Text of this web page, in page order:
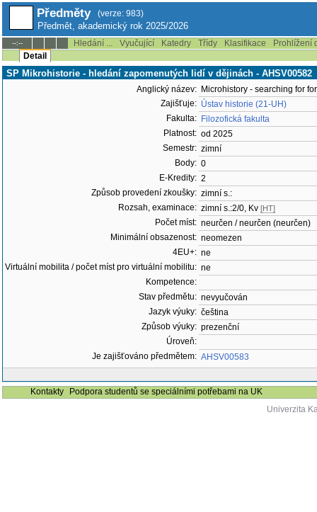
Předměty (verze: 983)
Předmět, akademický rok 2025/2026
--:-- Hledání ... Vyučující Katedry Třídy Klasifikace
Prohlížení
Detail
SP Mikrohistorie - hledání zapomenutých lidí v dějinách - AHSV00582
Anglický název: Microhistory - searching for
Zajišťuje: Ústav historie (21-UH)
Fakulta: Filozofická fakulta
Platnost: od 2025
Semestr: zimní
Body: 0
E-Kredity: 2
Způsob provedení zkoušky: zimní s.:
Rozsah, examinace: zimní s.:2/0, Kv [HT]
Počet míst: neurčen / neurčen (neurčen)
Minimální obsazenost: neomezen
4EU+: ne
Virtuální mobilita / počet míst pro virtuální mobilitu: ne
Kompetence:
Stav předmětu: nevyučován
Jazyk výuky: čeština
Způsob výuky: prezenční
Úroveň:
Je zajišťováno předmětem: AHSV00583
Kontakty
Podpora studentů se speciálními potřebami na UK
Univerzita